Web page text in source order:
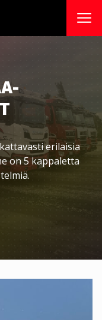
erilaisia
on 5 kappaletta